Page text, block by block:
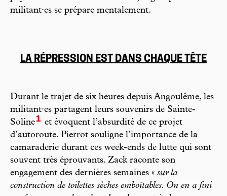
militant·es se prépare mentalement.
LA RÉPRESSION EST DANS CHAQUE TÊTE
Durant le trajet de six heures depuis Angoulême, les
militant·es partagent leurs souvenirs de Sainte-
Soline1 et évoquent l’absurdité de ce projet
d’autoroute. Pierrot souligne l’importance de la
camaraderie durant ces week-ends de lutte qui sont
souvent très éprouvants. Zack raconte son
engagement des dernières semaines « sur la
construction de toilettes sèches emboîtables. On en a fini